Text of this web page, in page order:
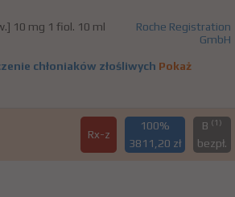
10 mg 1 fiol. 10 ml
Roche Registration
GmbH
chłoniaków złośliwych Pokaż
Rx-z
100%
3811,20 zł
B (1)
bezpł.